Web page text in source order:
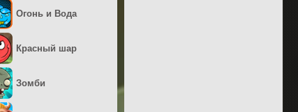
Огонь и Вода
Красный шар
Зомби